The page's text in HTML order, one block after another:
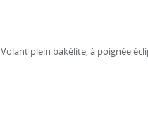
Volant plein bakélite, à poignée